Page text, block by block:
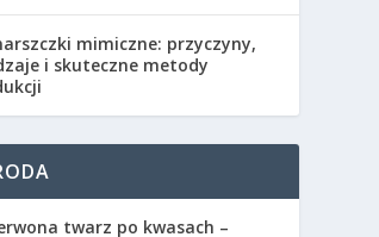
mimiczne: przyczyny,
i skuteczne metody
twarz po kwasach –